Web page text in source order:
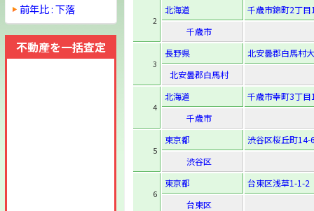
前年比 : 下落
不動産を一括査定
2
北海道
千歳市錦町2丁目
千歳市
3
長野県
北安曇郡白馬村
北安曇郡白馬村
4
北海道
千歳市幸町3丁目
千歳市
5
東京都
渋谷区桜丘町14-
渋谷区
6
東京都
台東区浅草1-1-2
台東区